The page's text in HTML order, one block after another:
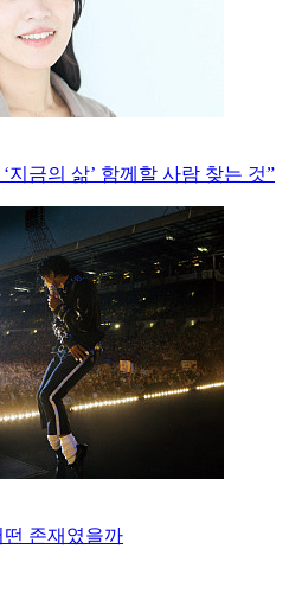
지금의 삶’ 함께할 사람 찾는 것”
존재였을까